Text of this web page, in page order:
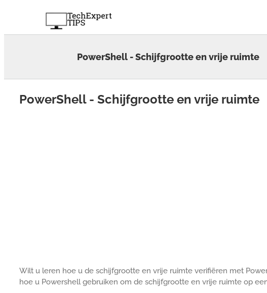
PowerShell - Schijfgrootte en vrije ruimte
PowerShell - Schijfgrootte en vrije ruimte
Wilt u leren hoe u de schijfgrootte en vrije ruimte verifiëren met
hoe u Powershell gebruiken om de schijfgrootte en vrije ruimte op